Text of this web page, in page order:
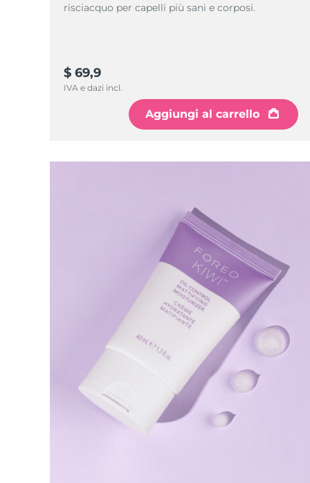
risciacquo per capelli più sani e corposi.
$ 69,9
IVA e dazi incl.
Aggiungi al carrello
All acne treatment devices
All revitalizing eye massagers
Skincare KIWI™
Serum
issa™ Teeth Whitening Gel